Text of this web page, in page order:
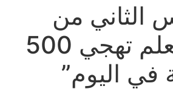
الثاني من
كتاب “تعلم تهجي 500
في اليوم”